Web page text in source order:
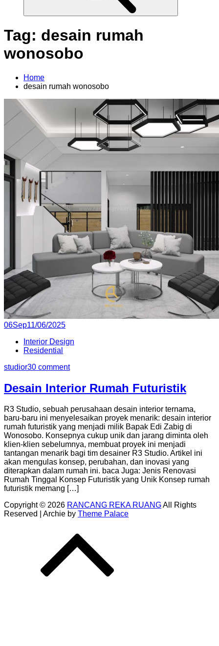
Tag: desain rumah
wonosobo
Home
desain rumah wonosobo
Posted
06Sep11/06/2025
Interior Design
Residential
studior30 comment
Desain Interior Rumah Futuristik
R3 Studio, sebuah perusahaan desain interior ternama,
baru-baru ini menyelesaikan proyek menarik: desain interior
rumah futuristik yang menjadi milik Bapak Edi Zabig di
Wonosobo. Konsepnya cukup unik dan jarang diminta oleh
klien-klien sebelumnya, membuat proyek ini menjadi
tantangan menarik bagi tim desainer R3 Studio. Artikel ini
akan mengulas konsep, perubahan, dan inovasi yang
diterapkan dalam rumah ini. baca Juga: Jenis Renovasi
Rumah Tinggal Konsep Futuristik yang Unik Konsep rumah
futuristik memang […]
Copyright © 2026 RANCANG REKA RUANGAll Rights
Reserved | Archie by Theme Palace